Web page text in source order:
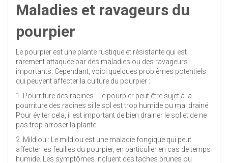
Maladies et ravageurs du
pourpier
Le pourpier est une plante rustique et résistante qui est
rarement attaquée par des maladies ou des ravageurs
importants. Cependant, voici quelques problèmes potentiels
qui peuvent affecter la culture du pourpier :
1. Pourriture des racines : Le pourpier peut être sujet à la
pourriture des racines si le sol est trop humide ou mal drainé.
Pour éviter cela, il est important de bien drainer le sol et de ne
pas trop arroser la plante.
2. Mildiou : Le mildiou est une maladie fongique qui peut
affecter les feuilles du pourpier, en particulier en cas de temps
humide. Les symptômes incluent des taches brunes ou